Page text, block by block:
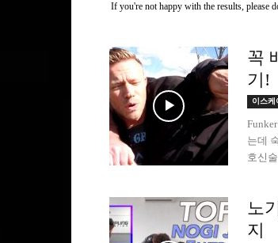
If you're not happy with the results, please
꼭
기!
이스케
는데
호신
노
지